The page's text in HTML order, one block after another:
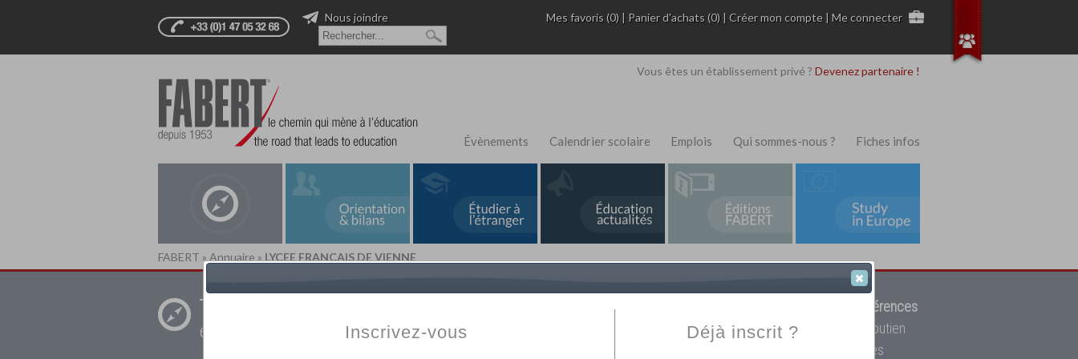
Mes favoris (0) | Panier d'achats (0) |Créer mon compte |Me connecter
Nous joindre
Vous êtes un établissement privé ? Devenez partenaire !
Évènements Calendrier scolaire Emplois Qui sommes-nous ? Fiches infos
FABERT » Annuaire » LYCEE FRANÇAIS DE VIENNE
Trouver un
établissement privé
Fabert.com
12908 références
votre établissement privé, du primaire au supérieur, mais aussi des cours de soutien
scolaire et des cours à distance. Ce moteur regroupe toutes les écoles privées
Inscrivez-vous Déjà inscrit ?